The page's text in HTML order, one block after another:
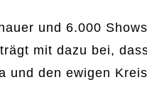
und 6.000
mit dazu bei,
und den ewigen